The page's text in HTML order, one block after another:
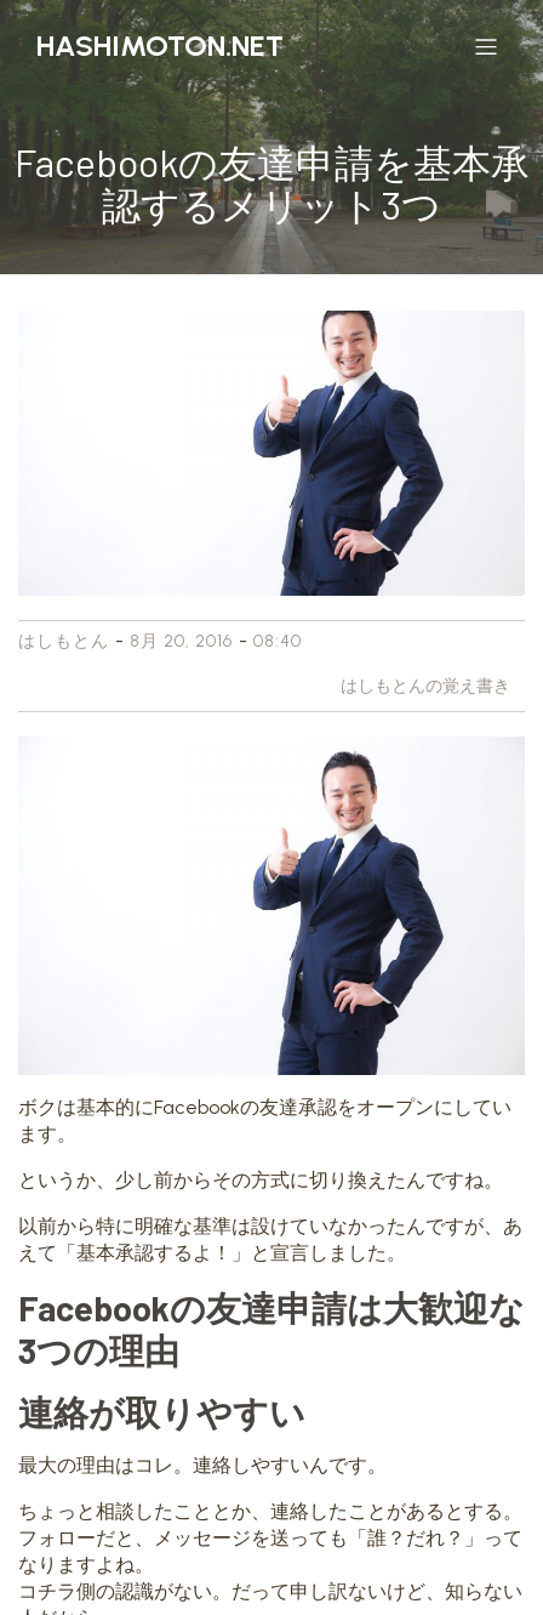
HASHIMOTON.NET
Facebookの友達申請を基本承
認するメリット3つ
はしもとん - 8月 20, 2016 - 08:40
はしもとんの覚え書き
ボクは基本的にFacebookの友達承認をオープンにしてい
ます。
というか、少し前からその方式に切り換えたんですね。
以前から特に明確な基準は設けていなかったんですが、あ
えて「基本承認するよ！」と宣言しました。
Facebookの友達申請は大歓迎な
3つの理由
連絡が取りやすい
最大の理由はコレ。連絡しやすいんです。
ちょっと相談したこととか、連絡したことがあるとする。
フォローだと、メッセージを送っても「誰？だれ？」って
なりますよね。
コチラ側の認識がない。だって申し訳ないけど、知らない